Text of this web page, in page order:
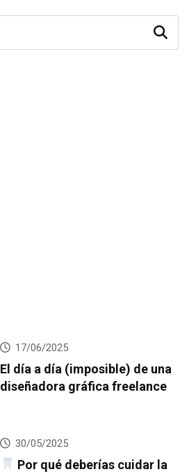
17/06/2025
El día a día (imposible) de una
diseñadora gráfica freelance
30/05/2025
Por qué deberías cuidar la